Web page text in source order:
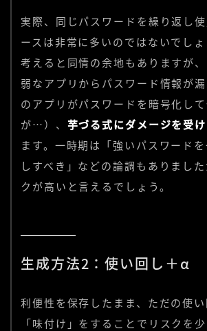
実際、同じパスワードを繰り返し
ースは非常に多いのではないでし
考えると同情の余地もありますが
弱なアプリからパスワード情報が
のアプリがパスワードを暗号化し
が…）、 芋づる式にダメージを受け
ます。一時期は「強いパスワード
しすべき」などの論調もありまし
クが高いと言えるでしょう。
生成方法2：使い回し＋α
利便性を保存したまま、ただの使
「味付け」をすることでリスクを